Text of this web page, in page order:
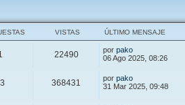
VISTAS ÚLTIMO MENSAJE
22490 por pako
06 Ago 2025, 08:26
368431 por pako
31 Mar 2025, 09:48